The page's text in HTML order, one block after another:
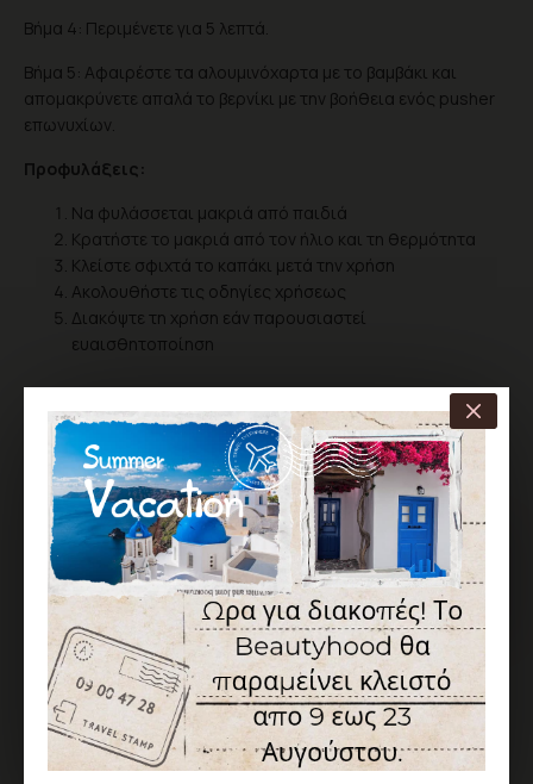
Βήμα 4: Περιμένετε για 5 λεπτά.
Βήμα 5: Αφαιρέστε τα αλουμινόχαρτα με το βαμβάκι και
απομακρύνετε απαλά το βερνίκι με την βοήθεια ενός pusher
επωνυχίων.
Προφυλάξεις:
Να φυλάσσεται μακριά από παιδιά
Κρατήστε το μακριά από τον ήλιο και τη θερμότητα
Κλείστε σφιχτά το καπάκι μετά την χρήση
Ακολουθήστε τις οδηγίες χρήσεως
Διακόψτε τη χρήση εάν παρουσιαστεί
ευαισθητοποίηση
ΧΑΡΑΚΤΗΡΙΣΤΙΚΆ
6,90€
Χωρίς ΦΠΑ: 5,56€
ΑΠΟΣΤΟΛΉ ΑΠΌ 1 ΈΩΣ 5 ΕΡΓΆΣΙΜΕΣ
Κωδικός:
BH-CC-050982-138
Canni